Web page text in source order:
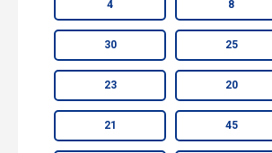
4 8
30 25
23 20
21 45